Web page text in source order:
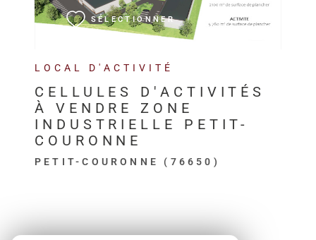
LOCAL D'ACTIVITÉ
CELLULES D'ACTIVITÉS
À VENDRE ZONE
INDUSTRIELLE PETIT-
COURONNE
PETIT-COURONNE (76650)
SÉLECTIONNER